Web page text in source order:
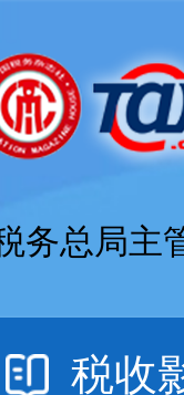
务总局主
税收